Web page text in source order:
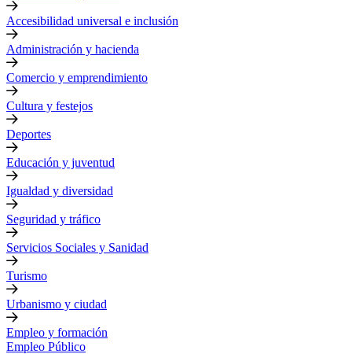
Accesibilidad universal e inclusión
Administración y hacienda
Comercio y emprendimiento
Cultura y festejos
Deportes
Educación y juventud
Igualdad y diversidad
Seguridad y tráfico
Servicios Sociales y Sanidad
Turismo
Urbanismo y ciudad
Empleo y formación
Empleo Público